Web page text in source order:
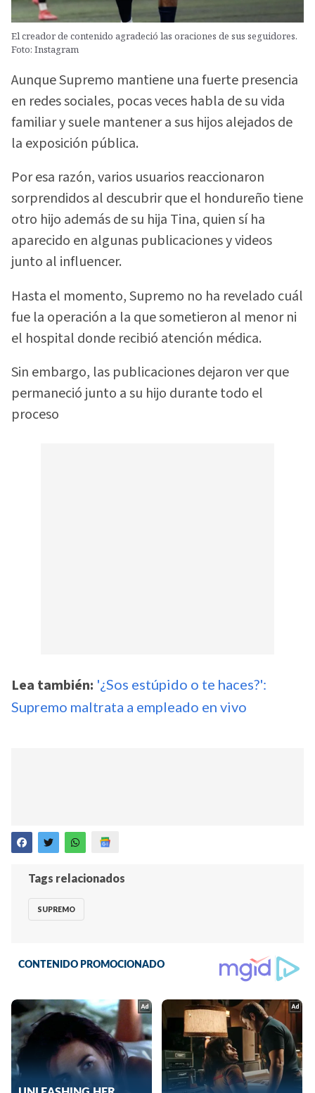
El creador de contenido agradeció las oraciones de sus seguidores.
Foto: Instagram
Aunque Supremo mantiene una fuerte presencia
en redes sociales, pocas veces habla de su vida
familiar y suele mantener a sus hijos alejados de
la exposición pública.
Por esa razón, varios usuarios reaccionaron
sorprendidos al descubrir que el hondureño tiene
otro hijo además de su hija Tina, quien sí ha
aparecido en algunas publicaciones y videos
junto al influencer.
Hasta el momento, Supremo no ha revelado cuál
fue la operación a la que sometieron al menor ni
el hospital donde recibió atención médica.
Sin embargo, las publicaciones dejaron ver que
permaneció junto a su hijo durante todo el
proceso
Lea también: '¿Sos estúpido o te haces?':
Supremo maltrata a empleado en vivo
Tags relacionados
SUPREMO